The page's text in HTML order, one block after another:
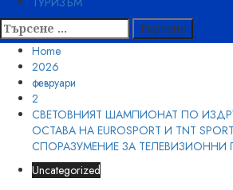
Търсене
за:
Home
2026
февруари
2
СВЕТОВНИЯТ ШАМПИОНАТ ПО
ОСТАВА НА EUROSPORT И TNT
СПОРАЗУМЕНИЕ ЗА ТЕЛЕВИЗИОННИ
Uncategorized